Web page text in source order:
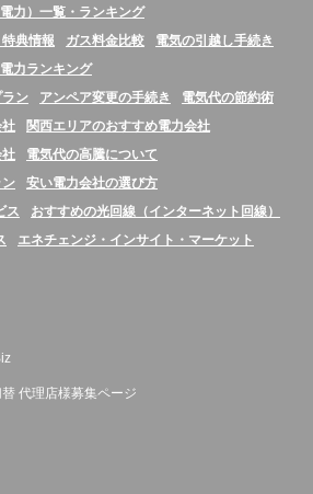
力）一覧・ランキング
典情報
ガス料金比較
電気の引越し手続き
力ランキング
ン
アンペア変更の手続き
電気代の節約術
社
関西エリアのおすすめ電力会社
電気代の高騰について
ン
安い電力会社の選び方
ス
おすすめの光回線（インターネット回線）
エネチェンジ・インサイト・マーケット
代理店様募集ページ